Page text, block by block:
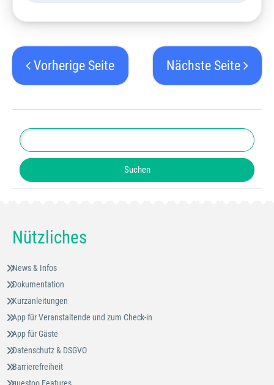
Vorherige Seite Nächste Seite
Nützliches
News & Infos
Dokumentation
Kurzanleitungen
App für Veranstaltende und zum Check-in
App für Gäste
Datenschutz & DSGVO
Barrierefreiheit